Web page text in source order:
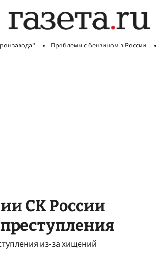
Проблемы с бензином в России
СК России
из-за хищений